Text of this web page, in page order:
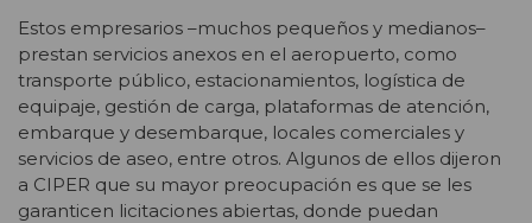
Estos empresarios –muchos pequeños y medianos–
prestan servicios anexos en el aeropuerto, como
transporte público, estacionamientos, logística de
equipaje, gestión de carga, plataformas de atención,
embarque y desembarque, locales comerciales y
servicios de aseo, entre otros. Algunos de ellos dijeron
a CIPER que su mayor preocupación es que se les
garanticen licitaciones abiertas, donde puedan